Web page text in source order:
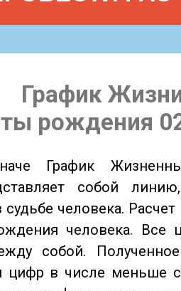
График
рождения
График
собой
человека.
человека. Все
собой.
цифр в числе меньше